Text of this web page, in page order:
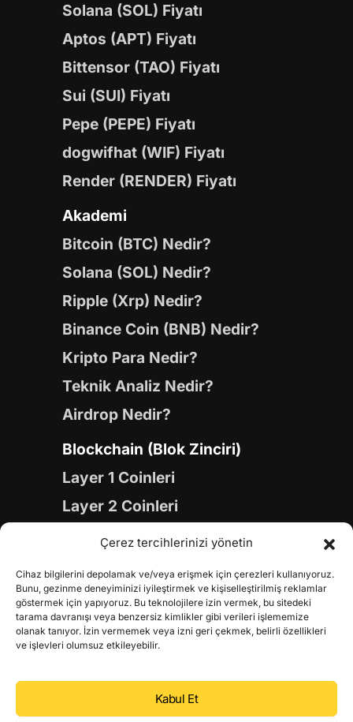
Çerez tercihlerinizi yönetin
Cihaz bilgilerini depolamak ve/veya erişmek için çerezleri kullanıyoruz.
Bunu, gezinme deneyiminizi iyileştirmek ve kişiselleştirilmiş reklamlar
göstermek için yapıyoruz. Bu teknolojilere izin vermek, bu sitedeki
tarama davranışı veya benzersiz kimlikler gibi verileri işlememize
olanak tanıyor. İzin vermemek veya izni geri çekmek, belirli özellikleri
ve işlevleri olumsuz etkileyebilir.
Kabul Et
Solana (SOL) Fiyatı
Aptos (APT) Fiyatı
Bittensor (TAO) Fiyatı
Sui (SUI) Fiyatı
Pepe (PEPE) Fiyatı
dogwifhat (WIF) Fiyatı
Render (RENDER) Fiyatı
Akademi
Bitcoin (BTC) Nedir?
Solana (SOL) Nedir?
Ripple (Xrp) Nedir?
Binance Coin (BNB) Nedir?
Kripto Para Nedir?
Teknik Analiz Nedir?
Airdrop Nedir?
Blockchain (Blok Zinciri)
Layer 1 Coinleri
Layer 2 Coinleri
Yapay Zeka (AI) Coinleri
Gaming Coinleri
RWA Coinleri
DeFi Coinleri
DePIN Coinleri
Metaverse Coinleri